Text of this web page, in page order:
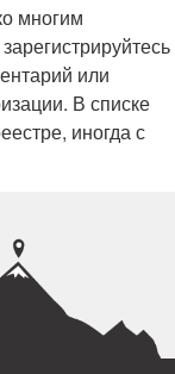
многим
или
В списке
иногда с